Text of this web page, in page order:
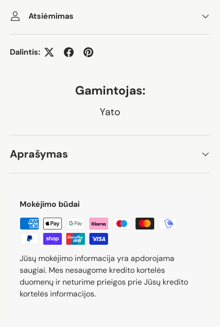
Atsiėmimas
Dalintis:
Gamintojas:
Yato
Aprašymas
Mokėjimo būdai
Jūsų mokėjimo informacija yra apdorojama
saugiai. Mes nesaugome kredito kortelės
duomenų ir neturime prieigos prie Jūsų kredito
kortelės informacijos.